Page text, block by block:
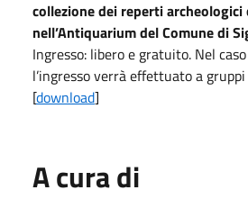
collezione dei reperti
nell’Antiquarium del Comune di
Ingresso: libero e gratuito. Nel
l’ingresso verrà effettuato a
[download]
A cura di